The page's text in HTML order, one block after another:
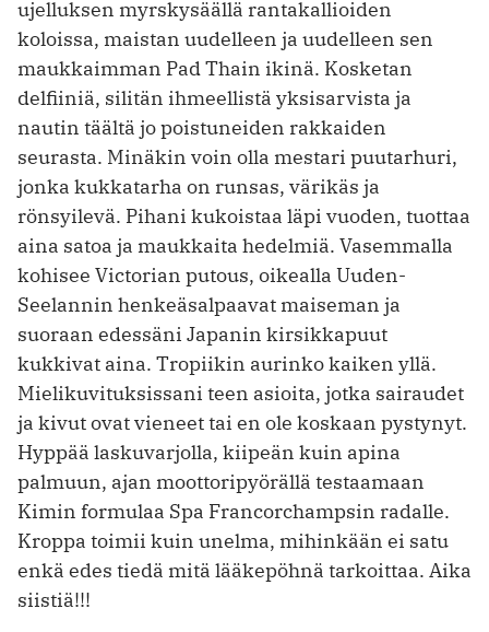
ujelluksen myrskysäällä rantakallioiden
koloissa, maistan uudelleen ja uudelleen sen
maukkaimman Pad Thain ikinä. Kosketan
delfiiniä, silitän ihmeellistä yksisarvista ja
nautin täältä jo poistuneiden rakkaiden
seurasta. Minäkin voin olla mestari puutarhuri,
jonka kukkatarha on runsas, värikäs ja
rönsyilevä. Pihani kukoistaa läpi vuoden, tuottaa
aina satoa ja maukkaita hedelmiä. Vasemmalla
kohisee Victorian putous, oikealla Uuden-
Seelannin henkeäsalpaavat maiseman ja
suoraan edessäni Japanin kirsikkapuut
kukkivat aina. Tropiikin aurinko kaiken yllä.
Mielikuvituksissani teen asioita, jotka sairaudet
ja kivut ovat vieneet tai en ole koskaan pystynyt.
Hyppää laskuvarjolla, kiipeän kuin apina
palmuun, ajan moottoripyörällä testaamaan
Kimin formulaa Spa Francorchampsin radalle.
Kroppa toimii kuin unelma, mihinkään ei satu
enkä edes tiedä mitä lääkepöhnä tarkoittaa. Aika
siistiä!!!